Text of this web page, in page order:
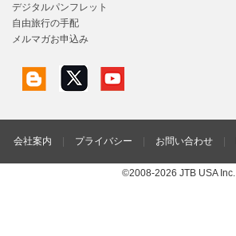
デジタルパンフレット
自由旅行の手配
メルマガお申込み
会社案内 プライバシー お問い合わせ
©2008-2026 JTB USA Inc.